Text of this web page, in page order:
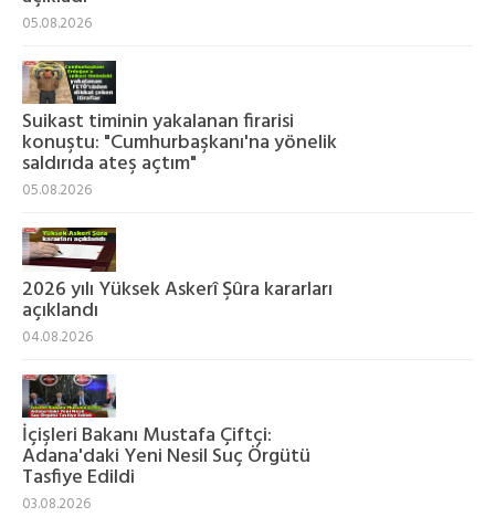
05.08.2026
Suikast timinin yakalanan firarisi
konuştu: "Cumhurbaşkanı'na yönelik
saldırıda ateş açtım"
05.08.2026
2026 yılı Yüksek Askerî Şûra kararları
açıklandı
04.08.2026
İçişleri Bakanı Mustafa Çiftçi:
Adana'daki Yeni Nesil Suç Örgütü
Tasfiye Edildi
03.08.2026